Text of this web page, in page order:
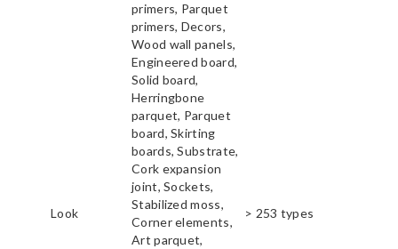
Look
primers, Parquet
primers, Decors,
Wood wall panels,
Engineered board,
Solid board,
Herringbone
parquet, Parquet
board, Skirting
boards, Substrate,
Cork expansion
joint, Sockets,
Stabilized moss,
Corner elements,
Art parquet,
> 253 types